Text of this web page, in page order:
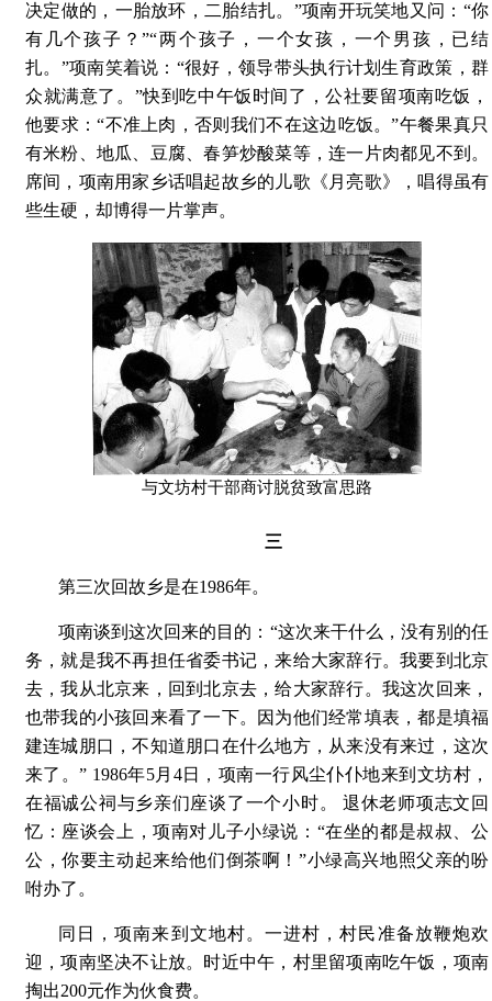
决定做的，一胎放环，二胎结扎。”项南开玩笑地又问：“你
有几个孩子？”“两个孩子，一个女孩，一个男孩，已结
扎。”项南笑着说：“很好，领导带头执行计划生育政策，群
众就满意了。”快到吃中午饭时间了，公社要留项南吃饭，
他要求：“不准上肉，否则我们不在这边吃饭。”午餐果真只
有米粉、地瓜、豆腐、春笋炒酸菜等，连一片肉都见不到。
席间，项南用家乡话唱起故乡的儿歌《月亮歌》，唱得虽有
些生硬，却博得一片掌声。
与文坊村干部商讨脱贫致富思路
三
第三次回故乡是在1986年。
项南谈到这次回来的目的：“这次来干什么，没有别的任
务，就是我不再担任省委书记，来给大家辞行。我要到北京
去，我从北京来，回到北京去，给大家辞行。我这次回来，
也带我的小孩回来看了一下。因为他们经常填表，都是填福
建连城朋口，不知道朋口在什么地方，从来没有来过，这次
来了。” 1986年5月4日，项南一行风尘仆仆地来到文坊村，
在福诚公祠与乡亲们座谈了一个小时。 退休老师项志文回
忆：座谈会上，项南对儿子小绿说：“在坐的都是叔叔、公
公，你要主动起来给他们倒茶啊！”小绿高兴地照父亲的吩
咐办了。
同日，项南来到文地村。一进村，村民准备放鞭炮欢
迎，项南坚决不让放。时近中午，村里留项南吃午饭，项南
掏出200元作为伙食费。